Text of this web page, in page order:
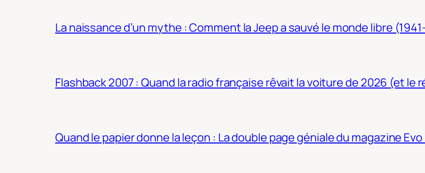
La naissance d’un mythe : Comment la Jeep a sauvé le monde libre
Flashback 2007 : Quand la radio française rêvait la voiture de 2026 (et le
Quand le papier donne la leçon : La double page géniale du magazine